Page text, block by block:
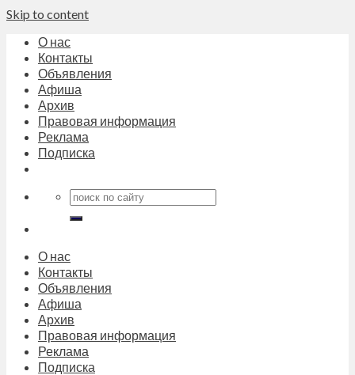
Skip to content
О нас
Контакты
Объявления
Афиша
Архив
Правовая информация
Реклама
Подписка
О нас
Контакты
Объявления
Афиша
Архив
Правовая информация
Реклама
Подписка